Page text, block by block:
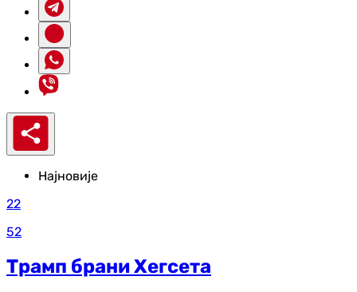
Најновије
22
52
Трамп брани Хегсета